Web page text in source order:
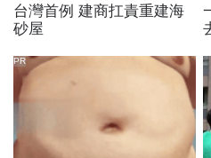
台灣首例 建商扛責重建海
砂屋
PR